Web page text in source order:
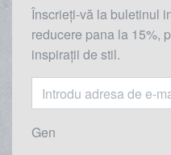
Înscrieți-vă la buletinul
reducere pana la 15%,
inspirații de stil.
Gen